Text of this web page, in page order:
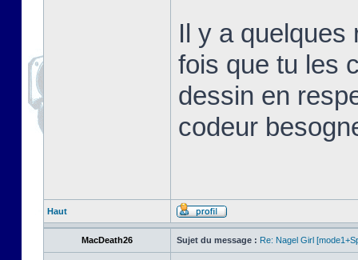
Il y a quelques
fois que tu les
dessin en
codeur
Haut
MacDeath26 Sujet du message : Re: Nagel Girl